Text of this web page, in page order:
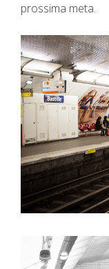
prossima meta.